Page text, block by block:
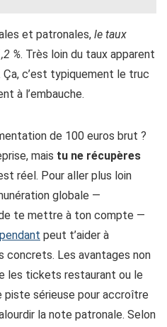
et patronales, le taux
%. Très loin du taux apparent
c’est typiquement le truc
à l’embauche.
de 100 euros brut ?
mais tu ne récupères
réel. Pour aller plus loin
globale —
te mettre à ton compte —
peut t’aider à
concrets. Les avantages non
les tickets restaurant ou le
piste sérieuse pour accroître
la note patronale. Selon